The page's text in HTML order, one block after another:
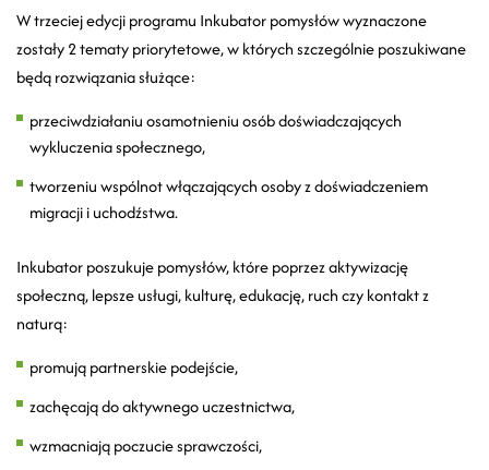
W trzeciej edycji programu Inkubator pomysłów wyznaczone
zostały 2 tematy priorytetowe, w których szczególnie poszukiwane
będą rozwiązania służące:
przeciwdziałaniu osamotnieniu osób doświadczających
wykluczenia społecznego,
tworzeniu wspólnot włączających osoby z doświadczeniem
migracji i uchodźstwa.
Inkubator poszukuje pomysłów, które poprzez aktywizację
społeczną, lepsze usługi, kulturę, edukację, ruch czy kontakt z
naturą:
promują partnerskie podejście,
zachęcają do aktywnego uczestnictwa,
wzmacniają poczucie sprawczości,